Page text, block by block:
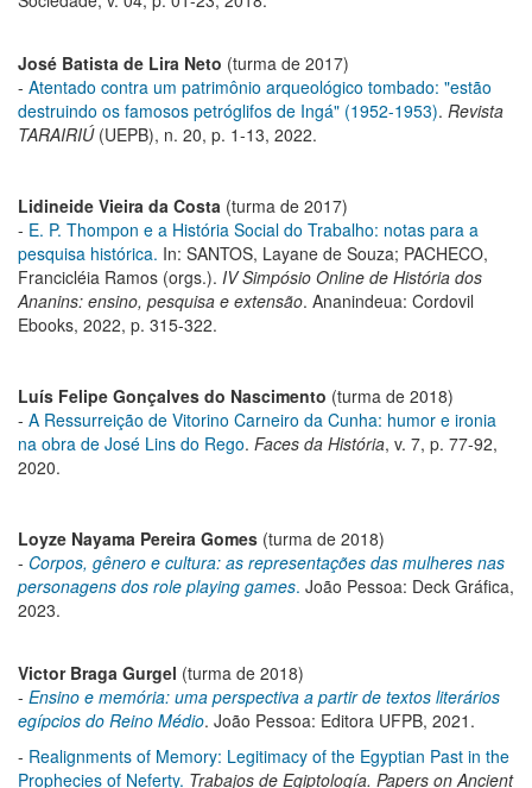
José Batista de Lira Neto (turma de 2017)
- Atentado contra um patrimônio arqueológico tombado: "estão
destruindo os famosos petróglifos de Ingá" (1952-1953). Revista
TARAIRIÚ(UEPB), n. 20, p. 1-13, 2022.
Lidineide Vieira da Costa (turma de 2017)
- E. P. Thompon e a História Social do Trabalho: notas para a
pesquisa histórica. In: SANTOS, Layane de Souza; PACHECO,
Francicléia Ramos (orgs.). IV Simpósio Online de História dos
Ananins: ensino, pesquisa e extensão. Ananindeua: Cordovil
Ebooks, 2022, p. 315-322.
Luís Felipe Gonçalves do Nascimento (turma de 2018)
- A Ressurreição de Vitorino Carneiro da Cunha: humor e ironia
na obra de José Lins do Rego. Faces da História, v. 7, p. 77-92,
2020.
Loyze Nayama Pereira Gomes (turma de 2018)
- Corpos, gênero e cultura: as representações das mulheres nas
personagens dos role playing games. João Pessoa: Deck Gráfica,
2023.
Victor Braga Gurgel (turma de 2018)
- Ensino e memória: uma perspectiva a partir de textos literários
egípcios do Reino Médio. João Pessoa: Editora UFPB, 2021.
- Realignments of Memory: Legitimacy of the Egyptian Past in the
Prophecies of Neferty. Trabajos de Egiptología. Papers on Ancient